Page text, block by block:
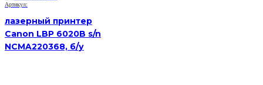
3055,
У)
Артикул:
лазерный принтер
Canon LBP 6020B s/n
NCMA220368, б/у